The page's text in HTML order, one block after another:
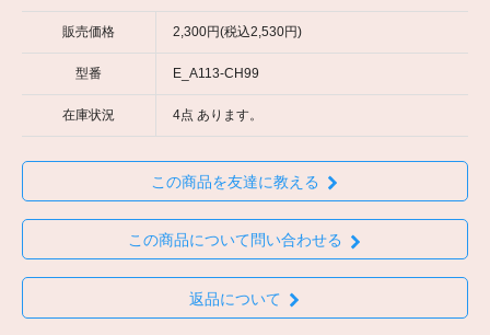
販売価格 2,300円(税込2,530円)
型番 E_A113-CH99
在庫状況 4点 あります。
この商品を友達に教える
この商品について問い合わせる
返品について